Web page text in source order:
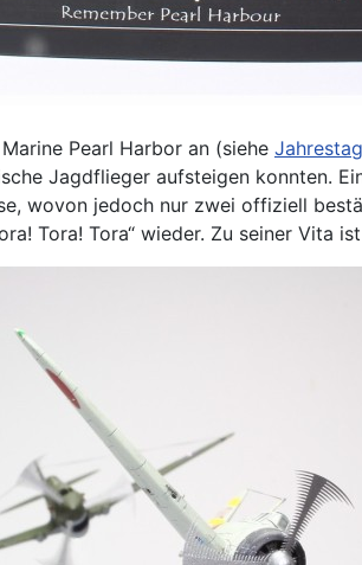
Pearl Harbor an (siehe
Jagdflieger aufsteigen konnten.
wovon jedoch nur zwei offiziell
Tora! Tora“ wieder. Zu seiner Vita ist